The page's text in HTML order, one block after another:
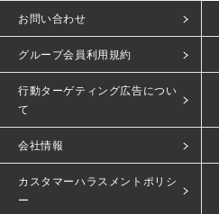
お問い合わせ
グループ会員利用規約
行動ターゲティング広告につい
て
会社情報
カスタマーハラスメントポリシ
ー